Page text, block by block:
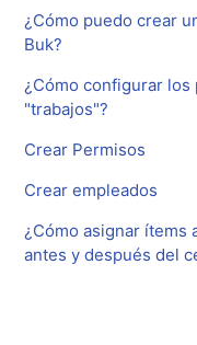
¿Cómo puedo crear
Buk?
¿Cómo configurar
"trabajos"?
Crear Permisos
Crear empleados
¿Cómo asignar ítems
antes y después del